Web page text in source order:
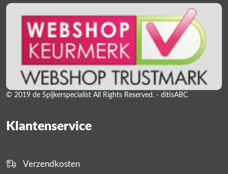
© 2019 de Spijkerspecialist All Rights Reserved. - ditisABC
Klantenservice
Verzendkosten